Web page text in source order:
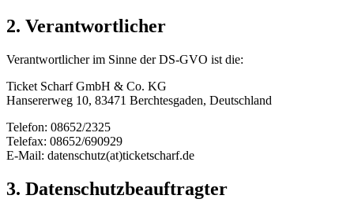
2. Verantwortlicher
Verantwortlicher im Sinne der DS-GVO ist die:
Ticket Scharf GmbH & Co. KG
Hansererweg 10, 83471 Berchtesgaden, Deutschland
Telefon: 08652/2325
Telefax: 08652/690929
E-Mail: datenschutz(at)ticketscharf.de
3. Datenschutzbeauftragter